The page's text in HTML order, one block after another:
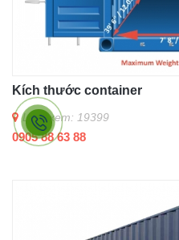
Kích thước container
Lượt xem: 19399
0905 88 63 88